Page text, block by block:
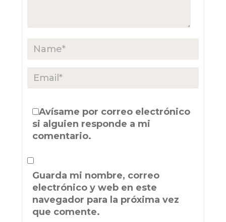
Avísame por correo electrónico
si alguien responde a mi
comentario.
Guarda mi nombre, correo
electrónico y web en este
navegador para la próxima vez
que comente.